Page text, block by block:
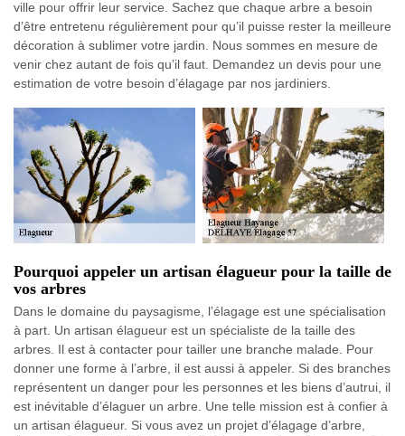
ville pour offrir leur service. Sachez que chaque arbre a besoin
d’être entretenu régulièrement pour qu’il puisse rester la meilleure
décoration à sublimer votre jardin. Nous sommes en mesure de
venir chez autant de fois qu’il faut. Demandez un devis pour une
estimation de votre besoin d’élagage par nos jardiniers.
Pourquoi appeler un artisan élagueur pour la taille de
vos arbres
Dans le domaine du paysagisme, l’élagage est une spécialisation
à part. Un artisan élagueur est un spécialiste de la taille des
arbres. Il est à contacter pour tailler une branche malade. Pour
donner une forme à l’arbre, il est aussi à appeler. Si des branches
représentent un danger pour les personnes et les biens d’autrui, il
est inévitable d’élaguer un arbre. Une telle mission est à confier à
un artisan élagueur. Si vous avez un projet d’élagage d’arbre,